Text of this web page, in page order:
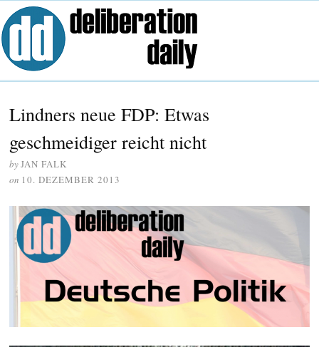
Lindners neue FDP: Etwas
geschmeidiger reicht nicht
byJAN FALK
on 10. DEZEMBER 2013